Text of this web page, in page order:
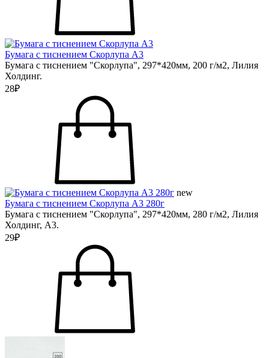
Бумага с тиснением Скорлупа А3
Бумага с тиснением "Скорлупа", 297*420мм, 200 г/м2, Лилия
Холдинг.
28₽
new
Бумага с тиснением Скорлупа А3 280г
Бумага с тиснением "Скорлупа", 297*420мм, 280 г/м2, Лилия
Холдинг, А3.
29₽